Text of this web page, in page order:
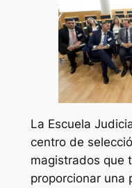
La Escuela
centro de
magistrados que
proporcionar una